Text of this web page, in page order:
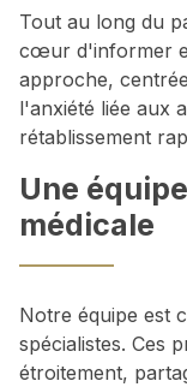
Tout au long du
cœur d'informer
approche,
l'anxiété liée aux
rétablissement
Une
médicale
Notre équipe est
spécialistes. Ces
étroitement,